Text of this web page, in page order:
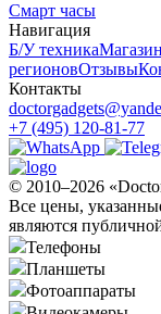
Смарт часы
Навигация
Б/У техникaМагазин
регионовОтзывы
Контакты
+7 (495) 120-81-77
© 2010–2026
Все цены,
являются
Телефоны
Планшеты
Фотоаппараты